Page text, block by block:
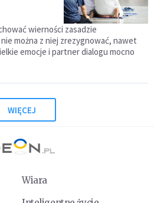
wierności zasadzie
można z niej zrezygnować, nawet
emocje i partner dialogu mocno
WIĘCEJ
Wiara